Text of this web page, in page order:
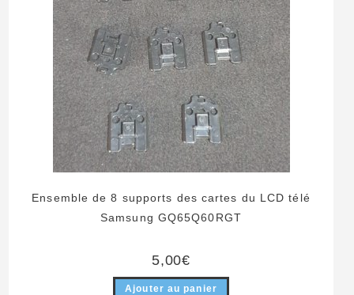
Ensemble de 8 supports des cartes du LCD télé
Samsung GQ65Q60RGT
5,00€
Ajouter au panier